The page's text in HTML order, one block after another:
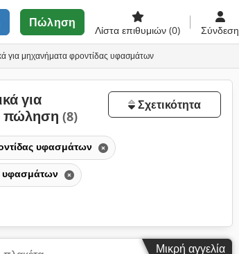
Πώληση
Λίστα επιθυμιών (0) Σύνδεση
για μηχανήματα φροντίδας υφασμάτων
για
πώληση (8)
Σχετικότητα
υφασμάτων
υφασμάτων
Μικρή αγγελία